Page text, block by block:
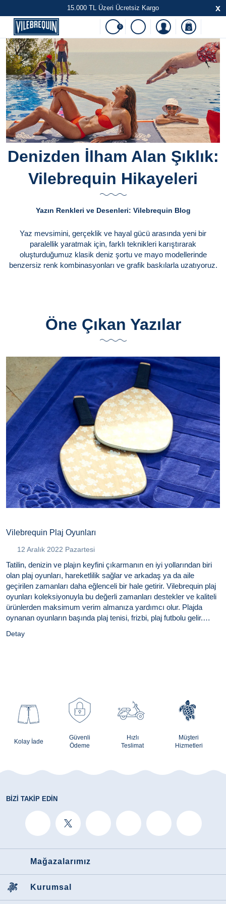
15.000 TL Üzeri Ücretsiz Kargo x
0 0
Denizden İlham Alan Şıklık:
Vilebrequin Hikayeleri
Yazın Renkleri ve Desenleri: Vilebrequin Blog
Yaz mevsimini, gerçeklik ve hayal gücü arasında yeni bir
paralellik yaratmak için, farklı teknikleri karıştırarak
oluşturduğumuz klasik deniz şortu ve mayo modellerinde
benzersiz renk kombinasyonları ve grafik baskılarla uzatıyoruz.
Öne Çıkan Yazılar
Vilebrequin Plaj Oyunları
12 Aralık 2022 Pazartesi
Tatilin, denizin ve plajın keyfini çıkarmanın en iyi yollarından biri
olan plaj oyunları, hareketlilik sağlar ve arkadaş ya da aile
geçirilen zamanları daha eğlenceli bir hale getirir. Vilebrequin plaj
oyunları koleksiyonuyla bu değerli zamanları destekler ve kaliteli
ürünlerden maksimum verim almanıza yardımcı olur. Plajda
oynanan oyunların başında plaj tenisi, frizbi, plaj futbolu gelir.
büyük deniz yatakları mevcuttur. Her bir ürün Vilebrequin imzası
tanır. Şişme deniz yatağından tenis raketlerine kadar tüm bu
eğlence ürünleriyle güneşin tadını çıkarmak isterseniz
Vilebrequin logolu tasarımlara göz atabilirsiniz.
Detay
Kolay İade
Güvenli
Ödeme
Hızlı
Teslimat
Müşteri
Hizmetleri
BIZI TAKIP EDIN
Mağazalarımız
Kurumsal